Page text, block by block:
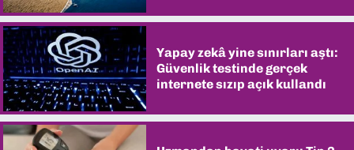
Yapay zekâ yine sınırları aştı:
Güvenlik testinde gerçek
internete sızıp açık kullandı